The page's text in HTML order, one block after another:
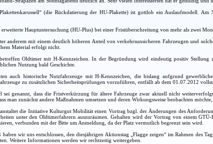
(die Rückdatierung der HU-Plakette) ist gottlob ein Auslaufmodell.
Hauptuntersuchung (HU-Plus) bei einer Fristüberschreitung von mehr als zwei
anderem mit einem deutlich höheren Anteil von verkehrsunsicheren Fahrzeugen und
Material erfolgt nicht.
Oldtimer mit H-Kennzeichen. In der Begründung wird eindeutig positiv Stellung
Nutzung bald Geschichte.
auch historische Nutzfahrzeuge mit H-Kennzeichen, die bislang aufgrund
zu zusätzlichen Sicherheitsprüfungen vorzuführen, entfällt ab dem 01.07.2012
sei genannt, dass die Fristverkürzung für ältere Fahrzeuge zwar aktuell nicht
man zunächst andere Maßnahmen umsetzen und deren Wirkungsweise beobachten
die Initiative Kulturgut Mobilität einen Vortrag bzgl. der Änderungen des
unter den Oldtimerfahrern auszuräumen. Gehalten wird der Vortrag von einem
verbunden mit der Bitte um Anmeldung, da der Platz vermutlich begrenzt sein wird.
haben wir uns entschlossen, den diesjährigen Aktionstag „Flagge zeigen“ im Rahmen des
Weitere Informationen werden wir rechtzeitig weitergeben.